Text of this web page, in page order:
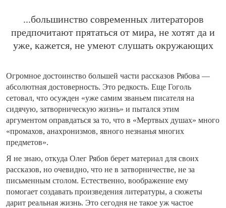
...большинство современных литераторов
предпочитают прятаться от мира, не хотят да и
уже, кажется, не умеют слушать окружающих
Огромное достоинство большей части рассказов Рябова —
абсолютная достоверность. Это редкость. Еще Гоголь
сетовал, что осужден «уже самим званьем писателя на
сидячую, затворническую жизнь» и пытался этим
аргументом оправдаться за то, что в «Мертвых душах» много
«промахов, анахронизмов, явного незнанья многих
предметов».
Я не знаю, откуда Олег Рябов берет материал для своих
рассказов, но очевидно, что не в затворничестве, не за
письменным столом. Естественно, воображение ему
помогает создавать произведения литературы, а сюжеты
дарит реальная жизнь. Это сегодня не такое уж частое